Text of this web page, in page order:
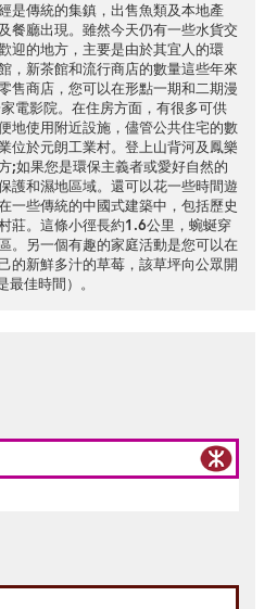
是傳統的集鎮，出售魚類及本地產
餐廳出現。雖然今天仍有一些水貨交
迎的地方，主要是由於其宜人的環
，新茶館和流行商店的數量這些年來
售商店，您可以在形點一期和二期漫
電影院。在住房方面，有很多可供
地使用附近設施，儘管公共住宅的數
位於元朗工業村。登上山背河及鳳樂
;如果您是環保主義者或愛好自然的
護和濕地區域。還可以花一些時間遊
一些傳統的中國式建築中，包括歷史
莊。這條小徑長約1.6公里，蜿蜒穿
。另一個有趣的家庭活動是您可以在
的新鮮多汁的草莓，該草坪向公眾開
佳時間）。